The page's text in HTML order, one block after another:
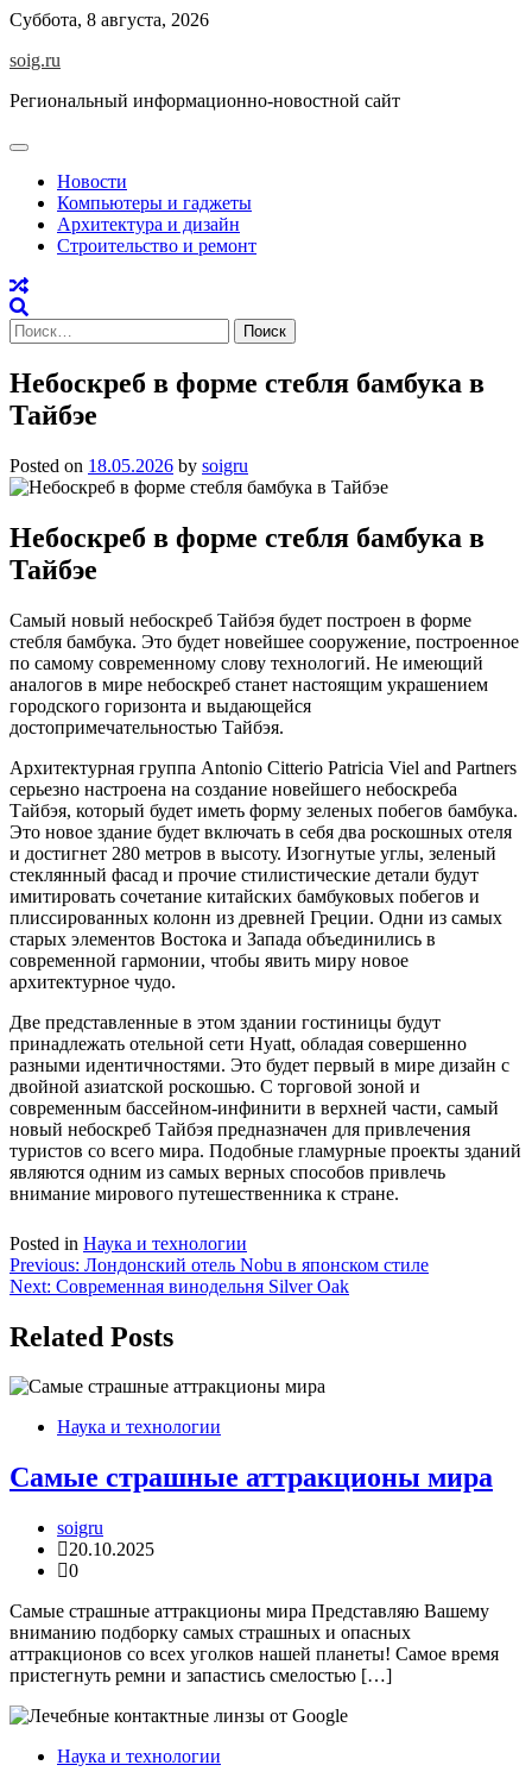
Skip
content
Суббота, 8 августа, 2026
soig.ru
Региональный информационно-новостной сайт
Новости
Компьютеры и гаджеты
Архитектура и дизайн
Строительство и ремонт
Найти:
Небоскреб в форме стебля бамбука в
Тайбэе
Posted on 18.05.2026 by soigru
Небоскреб в форме стебля бамбука в
Тайбэе
Самый новый небоскреб Тайбэя будет построен в форме
стебля бамбука. Это будет новейшее сооружение, построенное
по самому современному слову технологий. Не имеющий
аналогов в мире небоскреб станет настоящим украшением
городского горизонта и выдающейся
достопримечательностью Тайбэя.
Архитектурная группа Antonio Citterio Patricia Viel and Partners
серьезно настроена на создание новейшего небоскреба
Тайбэя, который будет иметь форму зеленых побегов бамбука.
Это новое здание будет включать в себя два роскошных отеля
и достигнет 280 метров в высоту. Изогнутые углы, зеленый
стеклянный фасад и прочие стилистические детали будут
имитировать сочетание китайских бамбуковых побегов и
плиссированных колонн из древней Греции. Одни из самых
старых элементов Востока и Запада объединились в
современной гармонии, чтобы явить миру новое
архитектурное чудо.
Две представленные в этом здании гостиницы будут
принадлежать отельной сети Hyatt, обладая совершенно
разными идентичностями. Это будет первый в мире дизайн с
двойной азиатской роскошью. С торговой зоной и
современным бассейном-инфинити в верхней части, самый
новый небоскреб Тайбэя предназначен для привлечения
туристов со всего мира. Подобные гламурные проекты зданий
являются одним из самых верных способов привлечь
внимание мирового путешественника к стране.
Posted in Наука и технологии
Навигация
по
записям
Previous: Лондонский отель Nobu в японском стиле
Next: Современная винодельня Silver Oak
Related Posts
Наука и технологии
Самые страшные аттракционы мира
soigru
20.10.2025
0
Самые страшные аттракционы мира Представляю Вашему
вниманию подборку самых страшных и опасных
аттракционов со всех уголков нашей планеты! Самое время
пристегнуть ремни и запастись смелостью […]
Наука и технологии